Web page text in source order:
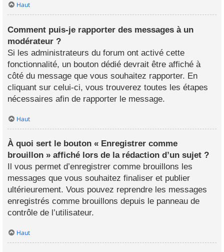
Haut
Comment puis-je rapporter des messages à un
modérateur ?
Si les administrateurs du forum ont activé cette
fonctionnalité, un bouton dédié devrait être affiché à
côté du message que vous souhaitez rapporter. En
cliquant sur celui-ci, vous trouverez toutes les étapes
nécessaires afin de rapporter le message.
Haut
À quoi sert le bouton « Enregistrer comme
brouillon » affiché lors de la rédaction d’un sujet ?
Il vous permet d’enregistrer comme brouillons les
messages que vous souhaitez finaliser et publier
ultérieurement. Vous pouvez reprendre les messages
enregistrés comme brouillons depuis le panneau de
contrôle de l’utilisateur.
Haut